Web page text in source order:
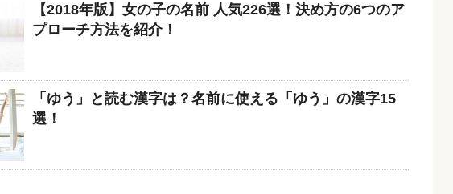
【2018年版】女の子の名前 人気226選！決め方の6つのア
プローチ方法を紹介！
「ゆう」と読む漢字は？名前に使える「ゆう」の漢字15
選！